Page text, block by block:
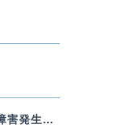
【重要】メールシステム障害発生のお知らせ